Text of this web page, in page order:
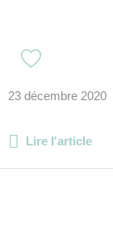
23 décembre 2020
Lire l'article